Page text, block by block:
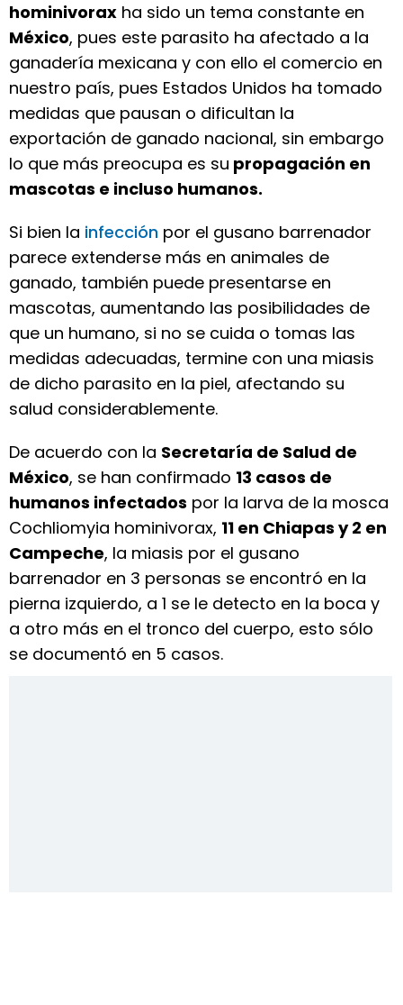
hominivorax ha sido un tema constante en
México, pues este parasito ha afectado a la
ganadería mexicana y con ello el comercio en
nuestro país, pues Estados Unidos ha tomado
medidas que pausan o dificultan la
exportación de ganado nacional, sin embargo
lo que más preocupa es su propagación en
mascotas e incluso humanos.
Si bien la infección por el gusano barrenador
parece extenderse más en animales de
ganado, también puede presentarse en
mascotas, aumentando las posibilidades de
que un humano, si no se cuida o tomas las
medidas adecuadas, termine con una miasis
de dicho parasito en la piel, afectando su
salud considerablemente.
De acuerdo con la Secretaría de Salud de
México, se han confirmado 13 casos de
humanos infectados por la larva de la mosca
Cochliomyia hominivorax, 11 en Chiapas y 2 en
Campeche, la miasis por el gusano
barrenador en 3 personas se encontró en la
pierna izquierdo, a 1 se le detecto en la boca y
a otro más en el tronco del cuerpo, esto sólo
se documentó en 5 casos.